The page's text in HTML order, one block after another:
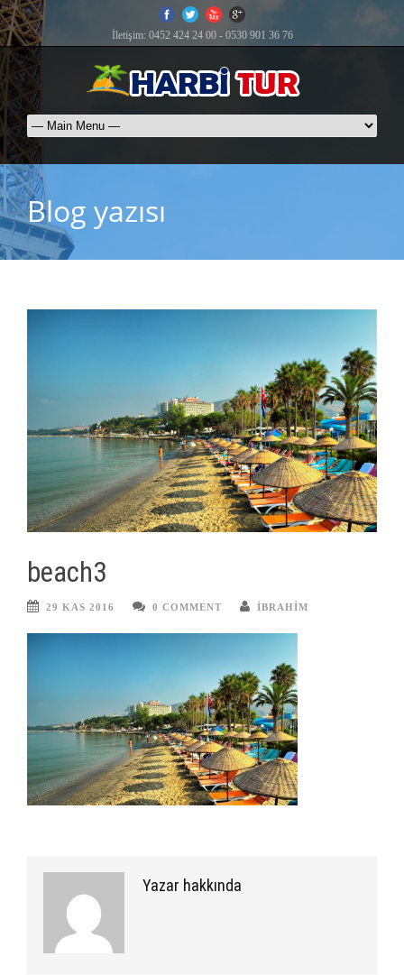
İletişim: 0452 424 24 00 - 0530 901 36 76
Blog yazısı
beach3
29 KAS 2016 0 COMMENT IBRAHIM
Yazar hakkında